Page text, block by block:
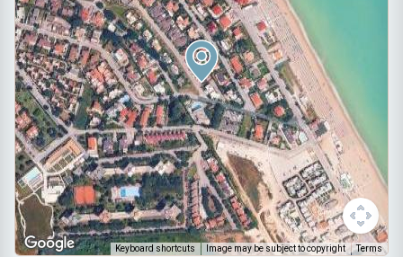
Keyboard shortcuts Image may be subject to copyright Terms